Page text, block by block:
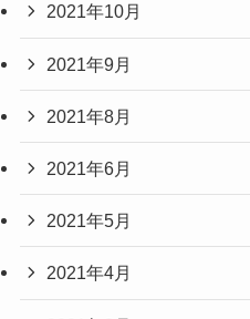
2021年10月
2021年9月
2021年8月
2021年6月
2021年5月
2021年4月